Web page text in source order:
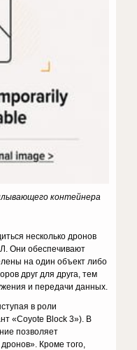
контейнера
несколько дронов
Они обеспечивают
на один объект либо
друг для друга, тем
и передачи данных.
в роли
«Coyote Block 3»). В
позволяет
Кроме того,